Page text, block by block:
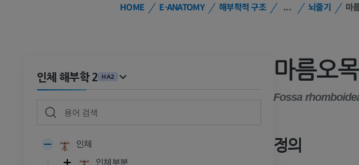
HOME E-ANATOMY 해부학적 구조 ... 뇌줄기 마
인체 해부학 2 HA2
인체
인체부분
마름오목
Fossa
정의